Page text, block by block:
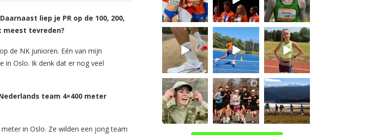
liep je PR op de 100, 200,
meest tevreden?
de NK junioren. Eén van mijn
in Oslo. Ik denk dat er nog veel
team 4×400 meter
in Oslo. Ze wilden een jong team